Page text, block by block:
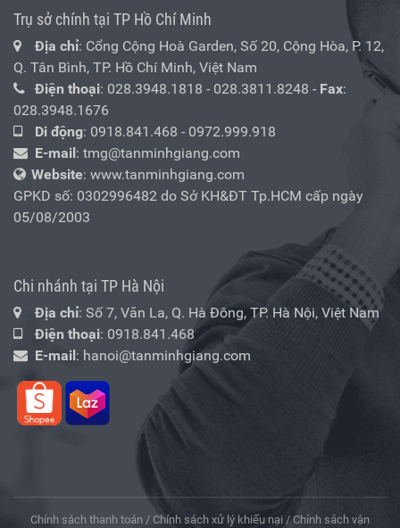
Trụ sở chính tại TP Hồ Chí Minh
Địa chỉ: Cổng Cộng Hoà Garden, Số 20, Cộng Hòa, P. 12,
Q. Tân Bình, TP. Hồ Chí Minh, Việt Nam
Điện thoại: 028.3948.1818 - 028.3811.8248 - Fax:
028.3948.1676
Di động: 0918.841.468 - 0972.999.918
E-mail : tmg@tanminhgiang.com
Website: www.tanminhgiang.com
GPKD số: 0302996482 do Sở KH&ĐT Tp.HCM cấp ngày
05/08/2003
Chi nhánh tại TP Hà Nội
Địa chỉ: Số 7, Văn La, Q. Hà Đông, TP. Hà Nội, Việt Nam
Điện thoại: 0918.841.468
E-mail : hanoi@tanminhgiang.com
Chính sách thanh toán / Chính sách xử lý khiếu nại /Chính sách vận